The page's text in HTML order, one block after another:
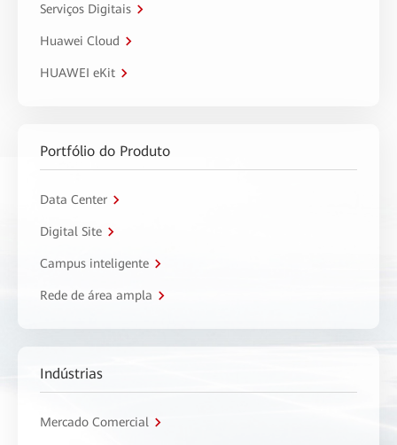
Serviços Digitais
Huawei Cloud
HUAWEI eKit
Portfólio do Produto
Data Center
Digital Site
Campus inteligente
Rede de área ampla
Indústrias
Mercado Comercial